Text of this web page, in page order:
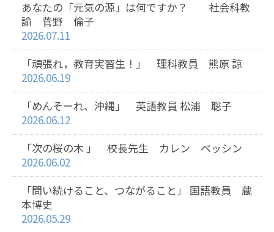
あなたの「元気の源」は何ですか？ 社会科教
諭 菅野 倫子
2026.07.11
「頑張れ，教育実習生！」 理科教員 熊原 諒
2026.06.19
「めんそーれ、沖縄」 英語教員 松浦 聡子
2026.06.12
「次の桜の木 」 校長先生 カレン ベッシン
2026.06.02
「問い続けること、つながること」 国語教員 蔵
本博史
2026.05.29